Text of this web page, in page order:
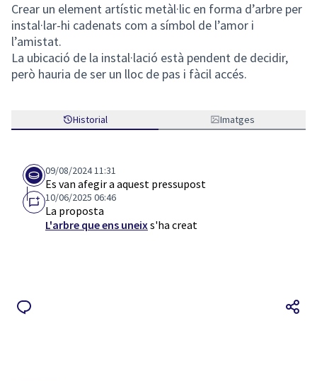
Crear un element artístic metàl·lic en forma d’arbre per
instal·lar-hi cadenats com a símbol de l’amor i
l’amistat.
La ubicació de la instal·lació està pendent de decidir,
però hauria de ser un lloc de pas i fàcil accés.
Historial Imatges
09/08/2024 11:31
Es van afegir a aquest pressupost
10/06/2025 06:46
La proposta
L'arbre que ens uneixs'ha creat